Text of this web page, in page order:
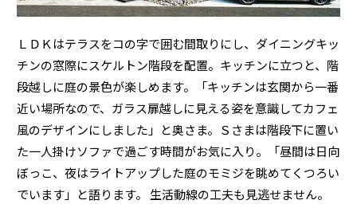
ＬＤＫはテラスをコの字で囲む間取りにし、ダイニングキッ
チンの窓際にスケルトン階段を配置。キッチンに立つと、階
段越しに庭の景色が楽しめます。「キッチンは玄関から一番
近い場所なので、ガラス扉越しに見える姿を意識してカフェ
風のデザインにしました」と奥さま。Ｓさまは階段下に置い
た一人掛けソファで過ごす時間がお気に入り。「昼間は日向
ぼっこ、夜はライトアップした庭のモミジを眺めてくつろい
でいます」と語ります。 生活動線の工夫も見逃せません。